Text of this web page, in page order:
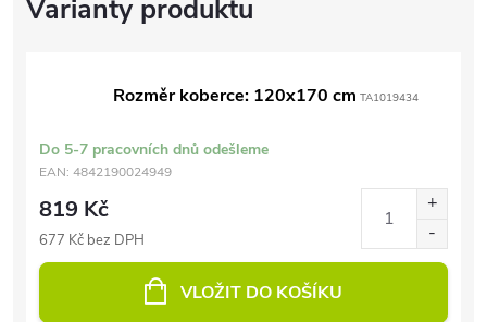
Rozměr koberce: 120x170 cm TA1019434
Do 5-7 pracovních dnů odešleme
EAN: 4842190024949
819 Kč
677 Kč bez DPH
VLOŽIT DO KOŠÍKU